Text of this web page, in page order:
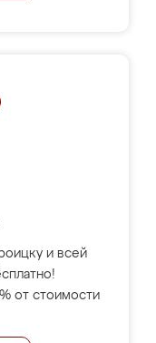
и всей
от стоимости